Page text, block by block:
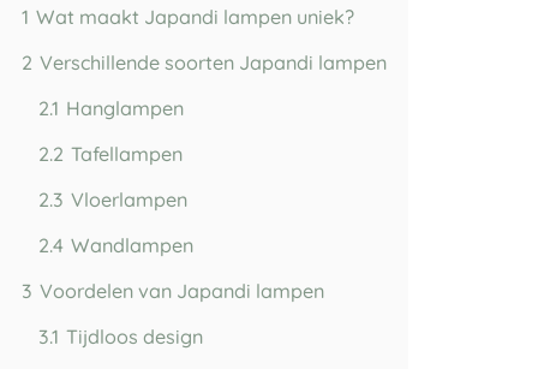
1 Wat maakt Japandi lampen uniek?
2 Verschillende soorten Japandi lampen
2.1 Hanglampen
2.2 Tafellampen
2.3 Vloerlampen
2.4 Wandlampen
3 Voordelen van Japandi lampen
3.1 Tijdloos design